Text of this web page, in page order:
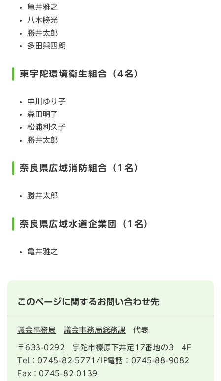
亀井雅之
八木勝光
勝井太郎
多田與四朗
東宇陀環境衛生組合（4名）
中川ゆり子
森田明子
松浦利久子
勝井太郎
奈良県広域消防組合（1名）
勝井太郎
奈良県広域水道企業団（1名）
亀井雅之
このページに関するお問い合わせ先
議会事務局 議会事務局総務課 代表
〒633-0292
宇陀市榛原下井足17番地の3 4F
Tel：0745-82-5771/IP電話：0745-88-9082
Fax：0745-82-0139